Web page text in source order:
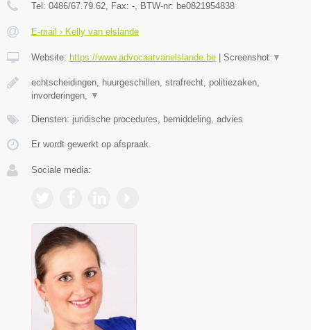
Tel: 0486/67.79.62, Fax: -, BTW-nr: be0821954838
E-mail › Kelly van elslande
Website: https://www.advocaatvanelslande.be Screenshot ▼
echtscheidingen, huurgeschillen, strafrecht, politiezaken,
invorderingen, ▼
Diensten: juridische procedures, bemiddeling, advies
Er wordt gewerkt op afspraak.
Sociale media: